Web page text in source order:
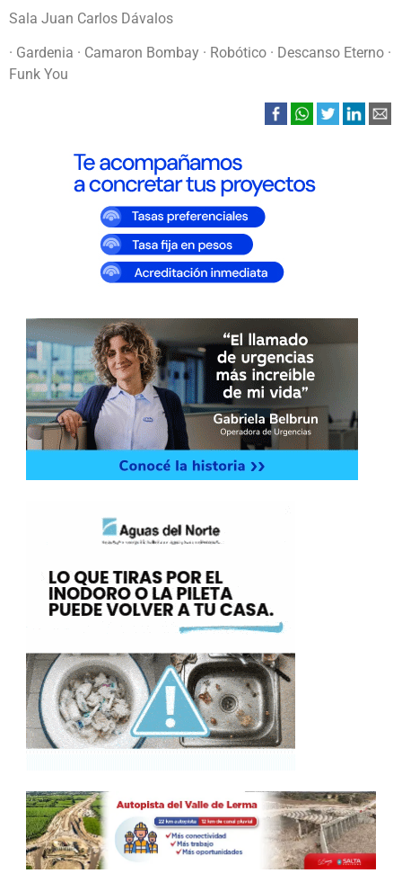
Sala Juan Carlos Dávalos
· Gardenia · Camaron Bombay · Robótico · Descanso Eterno ·
Funk You